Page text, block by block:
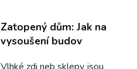
Zatopený dům: Jak na
vysoušení budov